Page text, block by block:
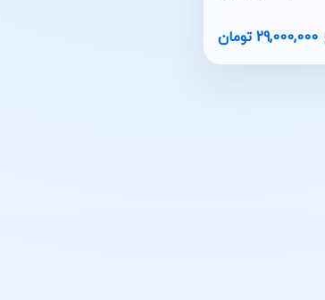
29,000,000 تومان